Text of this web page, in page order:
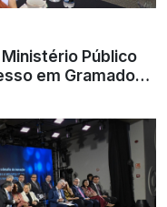
Público
em Gramado